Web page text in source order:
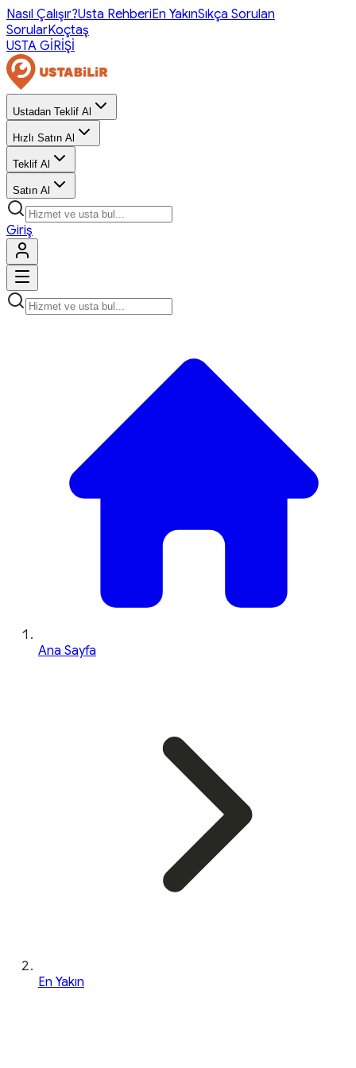
Nasıl Çalışır?Usta RehberiEn YakınSıkça Sorulan
SorularKoçtaş
USTA GİRİŞİ
Ustadan Teklif Al
Hızlı Satın Al
Teklif Al
Satın Al
Giriş
Ana Sayfa
En Yakın